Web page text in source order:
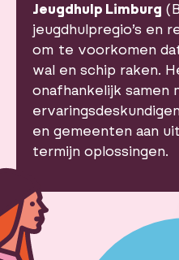
Jeugdhulp Limburg
jeugdhulpregio’s en
om te voorkomen
wal en schip raken.
onafhankelijk samen
en gemeenten aan
termijn oplossingen.